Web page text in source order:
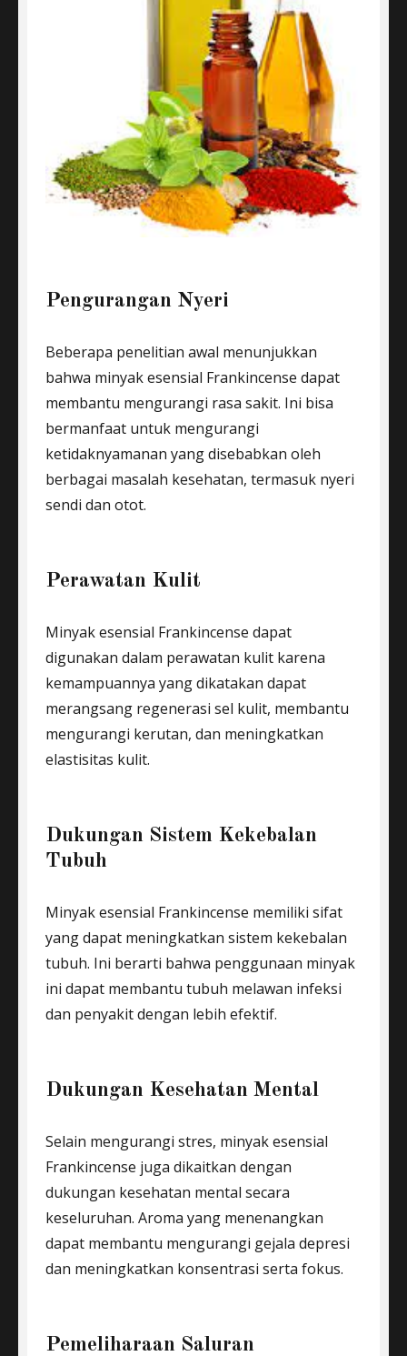
Pengurangan Nyeri
Beberapa penelitian awal menunjukkan
bahwa minyak esensial Frankincense dapat
membantu mengurangi rasa sakit. Ini bisa
bermanfaat untuk mengurangi
ketidaknyamanan yang disebabkan oleh
berbagai masalah kesehatan, termasuk nyeri
sendi dan otot.
Perawatan Kulit
Minyak esensial Frankincense dapat
digunakan dalam perawatan kulit karena
kemampuannya yang dikatakan dapat
merangsang regenerasi sel kulit, membantu
mengurangi kerutan, dan meningkatkan
elastisitas kulit.
Dukungan Sistem Kekebalan
Tubuh
Minyak esensial Frankincense memiliki sifat
yang dapat meningkatkan sistem kekebalan
tubuh. Ini berarti bahwa penggunaan minyak
ini dapat membantu tubuh melawan infeksi
dan penyakit dengan lebih efektif.
Dukungan Kesehatan Mental
Selain mengurangi stres, minyak esensial
Frankincense juga dikaitkan dengan
dukungan kesehatan mental secara
keseluruhan. Aroma yang menenangkan
dapat membantu mengurangi gejala depresi
dan meningkatkan konsentrasi serta fokus.
Pemeliharaan Saluran